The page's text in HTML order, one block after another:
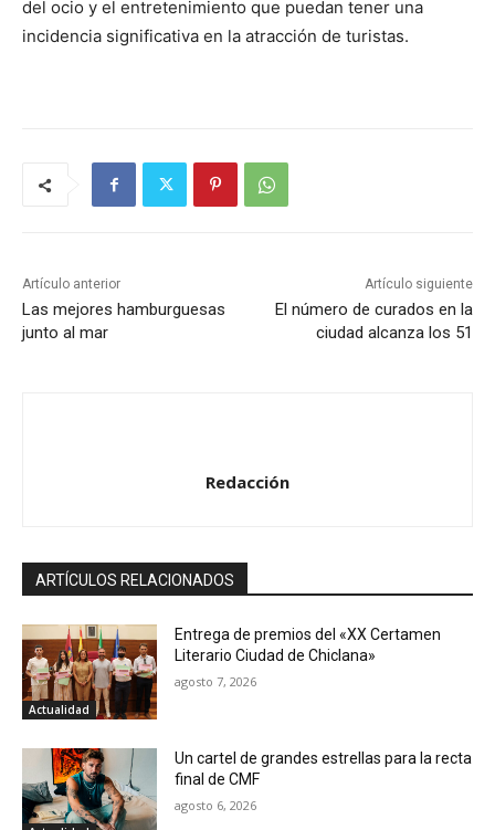
del ocio y el entretenimiento que puedan tener una
incidencia significativa en la atracción de turistas.
Artículo anterior
Las mejores hamburguesas
junto al mar
Artículo siguiente
El número de curados en la
ciudad alcanza los 51
Redacción
ARTÍCULOS RELACIONADOS
Actualidad
Entrega de premios del «XX Certamen
Literario Ciudad de Chiclana»
agosto 7, 2026
Un cartel de grandes estrellas para la recta
final de CMF
agosto 6, 2026